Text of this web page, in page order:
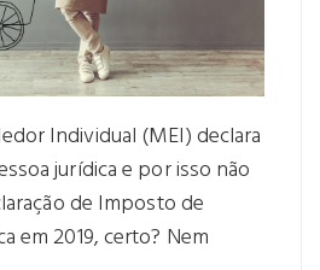
Individual (MEI) declara
jurídica e por isso não
de Imposto de
em 2019, certo? Nem